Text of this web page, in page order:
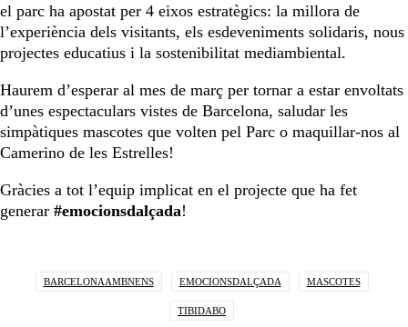
el parc ha apostat per 4 eixos estratègics: la millora de
l’experiència dels visitants, els esdeveniments solidaris, nous
projectes educatius i la sostenibilitat mediambiental.
Haurem d’esperar al mes de març per tornar a estar envoltats
d’unes espectaculars vistes de Barcelona, saludar les
simpàtiques mascotes que volten pel Parc o maquillar-nos al
Camerino de les Estrelles!
Gràcies a tot l’equip implicat en el projecte que ha fet
generar #emocionsdalçada!
BARCELONAAMBNENS EMOCIONSDALÇADA MASCOTES
TIBIDABO